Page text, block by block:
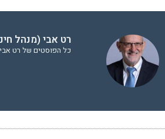
רט אבי (מנהל
כל הפוסטים של רט אבי